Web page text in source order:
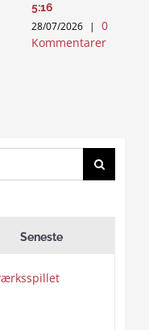
5:16
28/07/2026 |
0
Kommentarer
Seneste